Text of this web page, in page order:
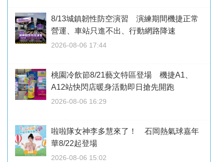
8/13城鎮韌性防空演習 演練期間機捷正常
營運、車站只進不出、行動網路降速
2026-08-06 17:44
桃園冷飲節8/21藝文特區登場 機捷A1、
A12站快閃店暖身活動即日搶先開跑
2026-08-06 16:29
啦啦隊女神李多慧來了！ 石岡熱氣球嘉年
華8/22起登場
2026-08-06 15:02